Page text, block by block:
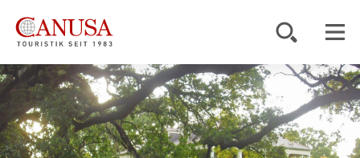
Reiseziele
Reisearten